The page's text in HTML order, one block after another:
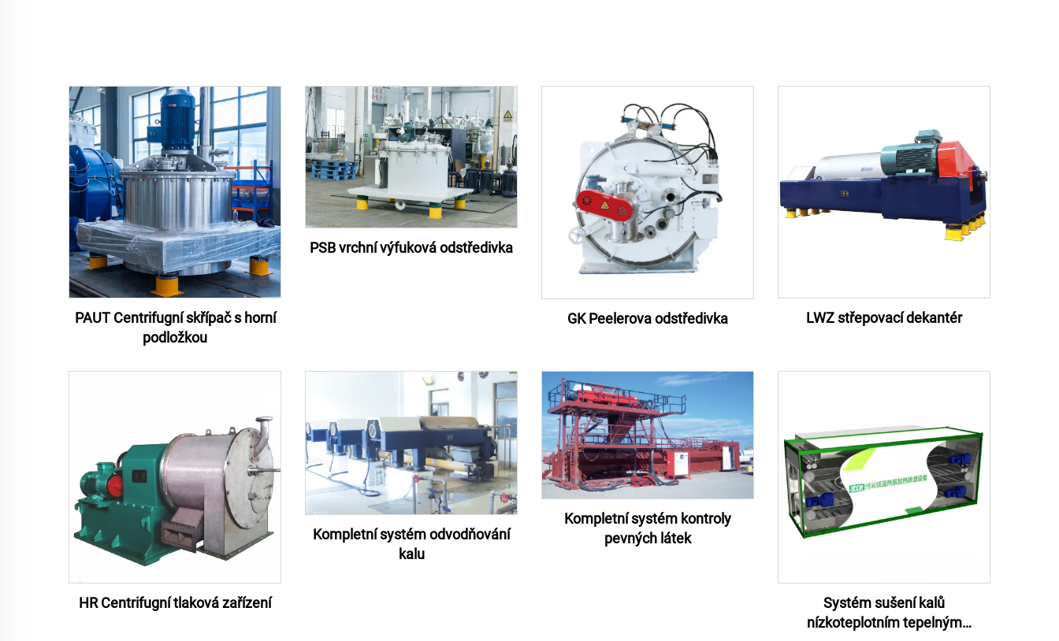
PAUT Centrifugní skřípač s horní
podložkou
PSB vrchní výfuková odstředivka
GK Peelerova odstředivka LWZ střepovací dekantér
HR Centrifugní tlaková zařízení
Kompletní systém odvodňování
kalu
Kompletní systém kontroly
pevných látek
Systém sušení kalů
nízkoteplotním tepelným